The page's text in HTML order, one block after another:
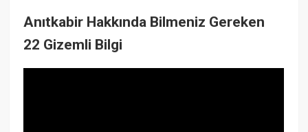
Anıtkabir Hakkında Bilmeniz Gereken
22 Gizemli Bilgi